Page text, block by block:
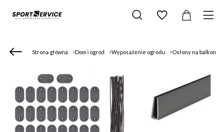
Strona główna Dom i ogród Wyposażenie ogrodu Osłony na balkon